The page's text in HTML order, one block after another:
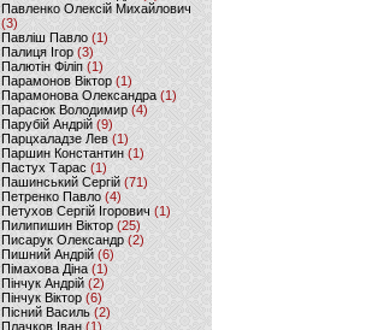
Павленко Олексій Михайлович
(3)
Павліш Павло(1)
Палиця Ігор (3)
Палютін Філіп(1)
Парамонов Віктор (1)
Парамонова Олександра(1)
Парасюк Володимир(4)
Парубій Андрій (9)
Парцхаладзе Лев (1)
Паршин Константин(1)
Пастух Тарас (1)
Пашинський Сергій (71)
Петренко Павло (4)
Петухов Сергій Ігорович (1)
Пилипишин Віктор(25)
Писарук Олександр(2)
Пишний Андрій (6)
Пімахова Діна(1)
Пінчук Андрій(2)
Пінчук Віктор (6)
Пісний Василь (2)
Плачков Іван(1)